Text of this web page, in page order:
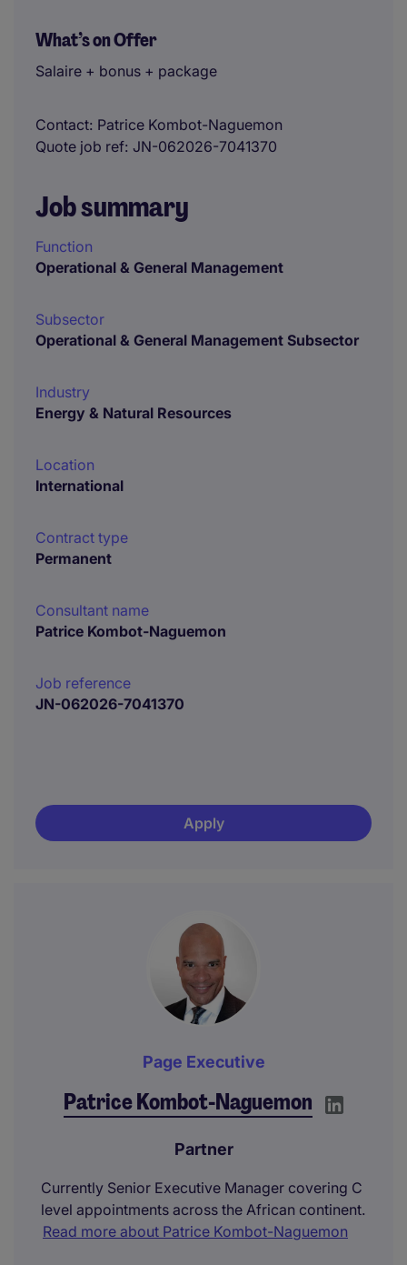
What’s on Offer
Salaire + bonus + package
Contact Patrice Kombot-Naguemon
Quote job ref JN-062026-7041370
Job summary
Function
Operational & General Management
Subsector
Operational & General Management Subsector
Industry
Energy & Natural Resources
Location
International
Contract type
Permanent
Consultant name
Patrice Kombot-Naguemon
Job reference
JN-062026-7041370
Apply
Page Executive
Patrice Kombot-Naguemon
Partner
Currently Senior Executive Manager covering C
level appointments across the African continent.
Read more about Patrice Kombot-Naguemon